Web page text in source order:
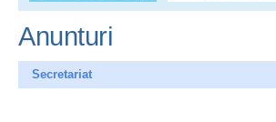
Anunturi
Secretariat